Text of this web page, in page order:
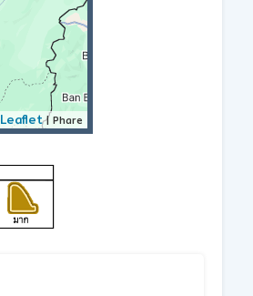
Leaflet| Phare